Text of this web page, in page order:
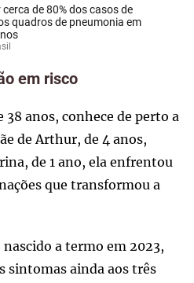
de 80% dos casos de
quadros de pneumonia em
em risco
38 anos, conhece de perto a
de Arthur, de 4 anos,
de 1 ano, ela enfrentou
que transformou a
a termo em 2023,
sintomas ainda aos três